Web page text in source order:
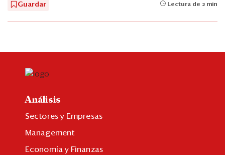
Guardar Lectura de 2 min
Análisis
Sectores y Empresas
Management
Economía y Finanzas